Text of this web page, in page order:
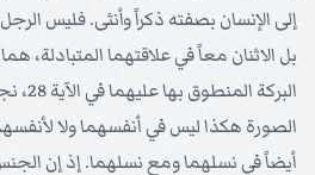
إلى الإنسان بصفته ذكراً وأنثى. فليس
بل الاثنان معاً في علاقتهما المتبادلة،
البركة
الصورة هكذا ليس في أنفسهما ولا
أيضاً في نسلهما ومع نسلهما. إذ إن